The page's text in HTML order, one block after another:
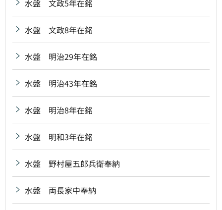
水盤 文政5年在銘
水盤 文政8年在銘
水盤 明治29年在銘
水盤 明治43年在銘
水盤 明治8年在銘
水盤 明和3年在銘
水盤 野村屋五郎兵衛奉納
水盤 両長家中奉納